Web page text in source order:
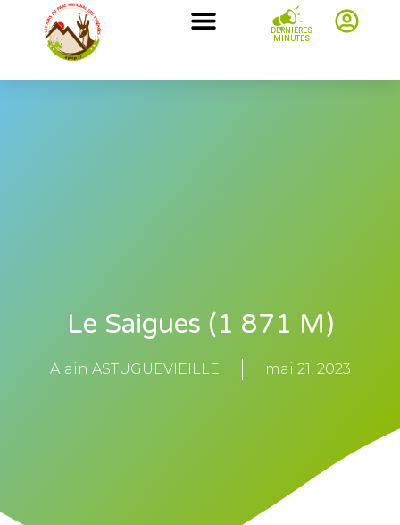
DERNIÈRES
MINUTES
Le Saigues (1 871 M)
Alain ASTUGUEVIEILLE mai 21, 2023